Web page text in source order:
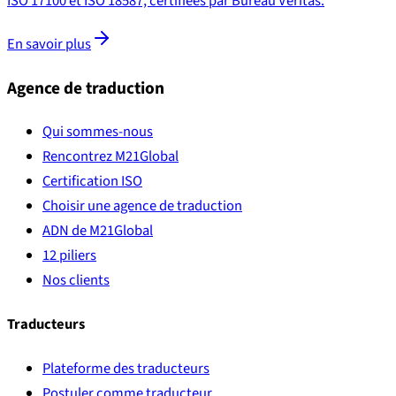
En savoir plus
Agence de traduction
Qui sommes-nous
Rencontrez M21Global
Certification ISO
Choisir une agence de traduction
ADN de M21Global
12 piliers
Nos clients
Traducteurs
Plateforme des traducteurs